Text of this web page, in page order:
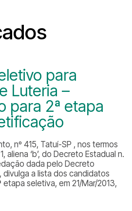
para
Luteria –
para 2ª etapa
nº 415, Tatuí-SP , nos termos
aliena ‘b’, do Decreto Estadual n.
dada pelo Decreto
divulga a lista dos candidatos
seletiva, em 21/Mar/2013,